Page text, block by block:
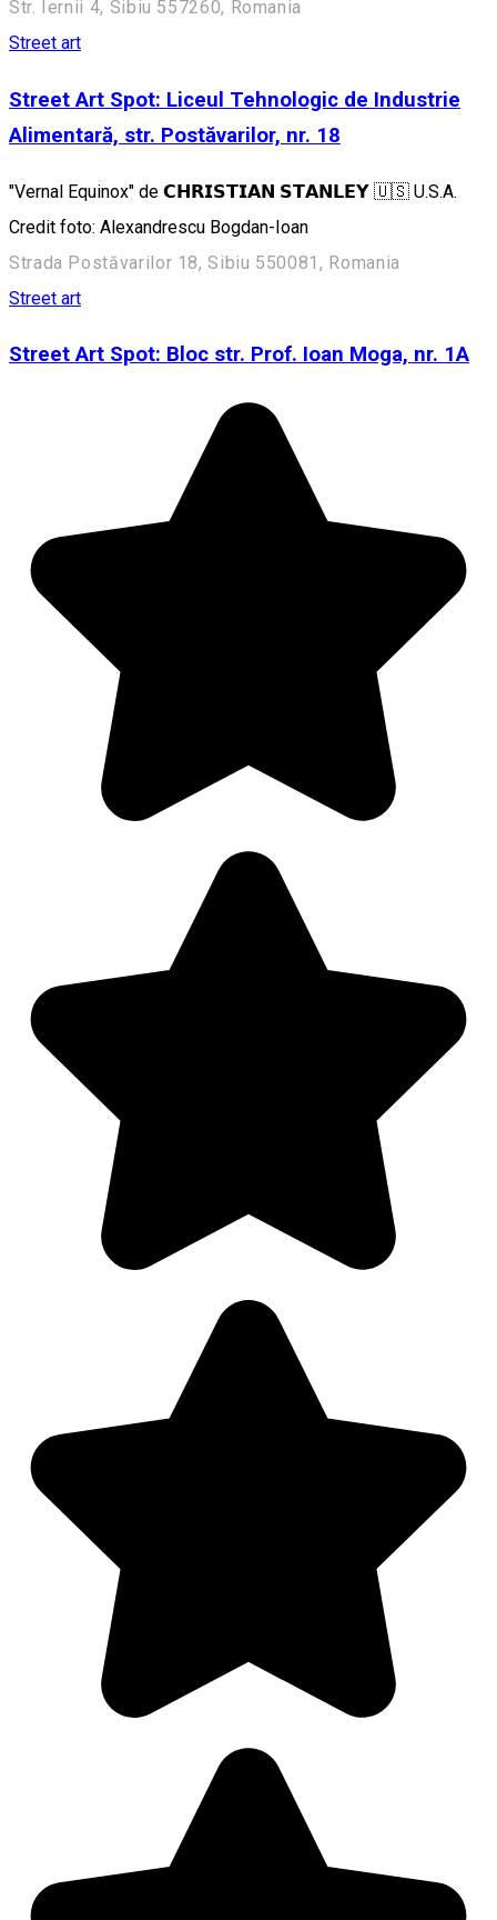
Str. Iernii 4, Sibiu 557260, Romania
Street art
Street Art Spot: Liceul Tehnologic de Industrie
Alimentară, str. Postăvarilor, nr. 18
"Vernal Equinox" de 𝗖𝗛𝗥𝗜𝗦𝗧𝗜𝗔𝗡 𝗦𝗧𝗔𝗡𝗟𝗘𝗬 🇺🇸 U.S.A.
Credit foto: Alexandrescu Bogdan-Ioan
Strada Postăvarilor 18, Sibiu 550081, Romania
Street art
Street Art Spot: Bloc str. Prof. Ioan Moga, nr. 1A